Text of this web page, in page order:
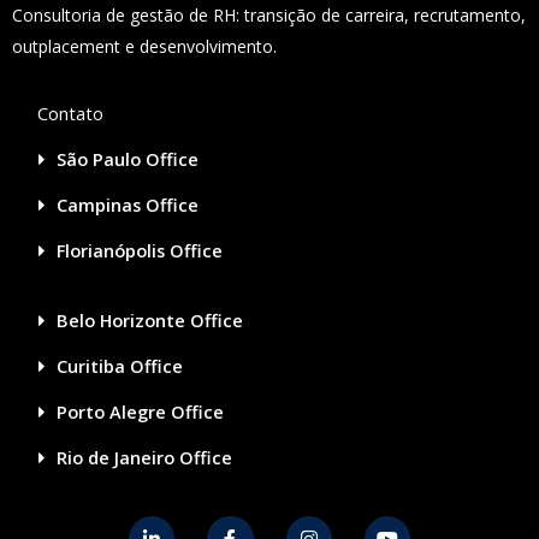
Consultoria de gestão de RH: transição de carreira, recrutamento,
outplacement e desenvolvimento.
Contato
São Paulo Office
Campinas Office
Florianópolis Office
Belo Horizonte Office
Curitiba Office
Porto Alegre Office
Rio de Janeiro Office
L F I Y